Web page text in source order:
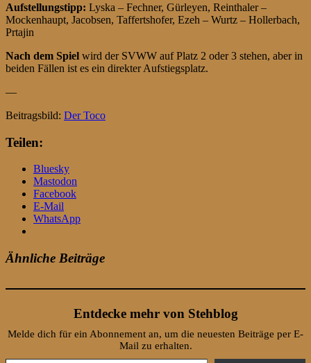
Aufstellungstipp: Lyska – Fechner, Gürleyen, Reinthaler –
Mockenhaupt, Jacobsen, Taffertshofer, Ezeh – Wurtz – Hollerbach,
Prtajin
Nach dem Spiel wird der SVWW auf Platz 2 oder 3 stehen, aber in
beiden Fällen ist es ein direkter Aufstiegsplatz.
—
Beitragsbild: Der Toco
Teilen:
Bluesky
Mastodon
Facebook
E-Mail
WhatsApp
Ähnliche Beiträge
Entdecke mehr von Stehblog
Melde dich für ein Abonnement an, um die neuesten Beiträge per E-
Mail zu erhalten.
Gib deine E-Mail-Adresse ein ...